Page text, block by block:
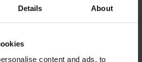
Details About
content and ads, to